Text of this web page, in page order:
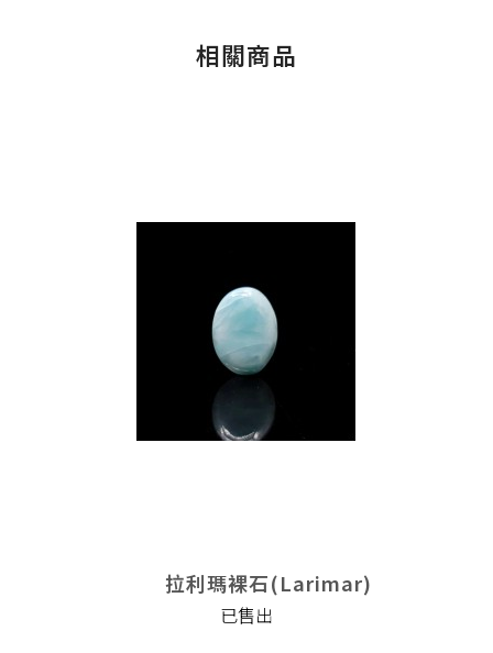
相關商品
拉利瑪裸石(Larimar)
已售出